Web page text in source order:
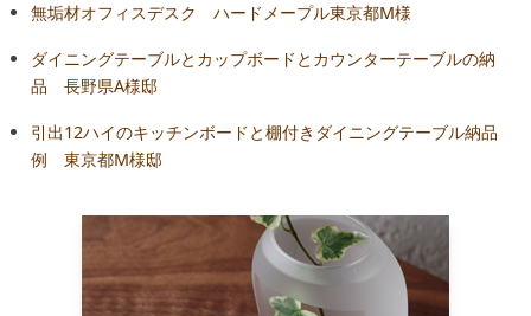
無垢材オフィスデスク ハードメープル東京都M様
ダイニングテーブルとカップボードとカウンターテーブルの納
品 長野県A様邸
引出12ハイのキッチンボードと棚付きダイニングテーブル納品
例 東京都M様邸